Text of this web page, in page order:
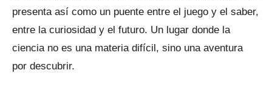
presenta así como un puente entre el juego y el saber,
entre la curiosidad y el futuro. Un lugar donde la
ciencia no es una materia difícil, sino una aventura
por descubrir.